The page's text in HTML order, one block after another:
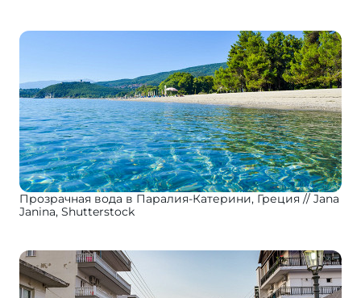
Прозрачная вода в Паралия-Катерини, Греция
Jana
Janina, Shutterstock